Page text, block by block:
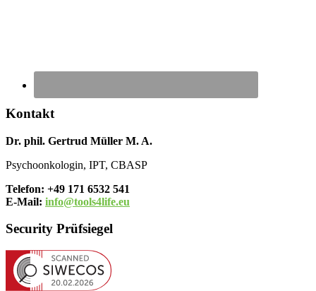
Kontakt
Dr. phil. Gertrud Müller M. A.
Psychoonkologin, IPT, CBASP
Telefon: +49 171 6532 541
E-Mail: info@tools4life.eu
Security Prüfsiegel